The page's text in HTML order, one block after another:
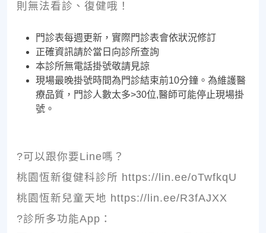
則無法看診、復健哦！
門診表每週更新，實際門診表會依狀況修訂
正確資訊請於當日向診所查詢
本診所無電話掛號敬請見諒
現場最晚掛號時間為門診結束前10分鐘。為維護醫
療品質，門診人數太多>30位,醫師可能停止現場掛
號。
?可以跟你要Line嗎？
桃園恆新復健科診所 https://lin.ee/oTwfkqU
桃園恆新兒童天地 https://lin.ee/R3fAJXX
?診所多功能App：